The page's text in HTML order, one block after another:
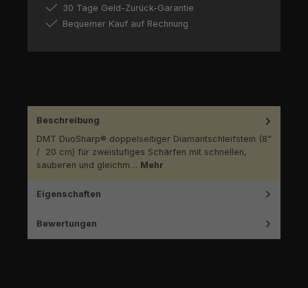
30 Tage Geld-Zurück-Garantie
Bequemer Kauf auf Rechnung
Beschreibung
DMT DuoSharp® doppelseitiger Diamantschleifstein (8“
/ 20 cm) für zweistufiges Schärfen mit schnellen,
sauberen und gleichm… Mehr
Eigenschaften
Bewertungen